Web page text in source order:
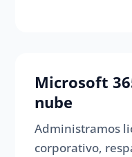
Microsoft
nube
Administramos
corporativo,